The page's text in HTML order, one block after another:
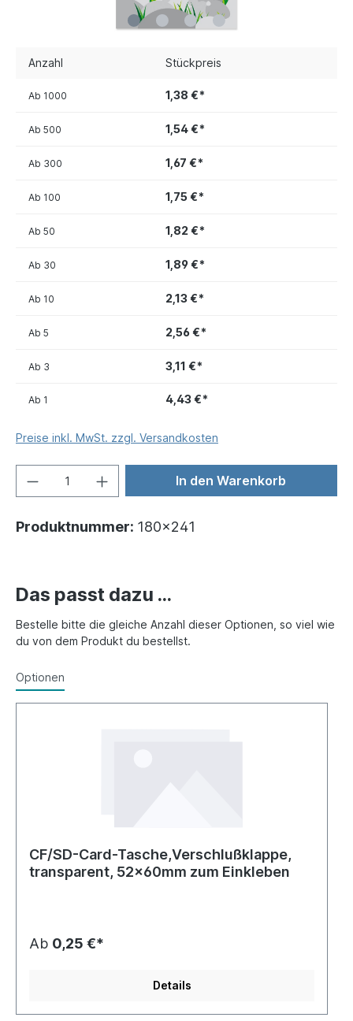
Anzahl Stückpreis
Ab 1 4,43 €*
Ab 3 3,11 €*
Ab 5 2,56 €*
Ab 10 2,13 €*
Ab 30 1,89 €*
Ab 50 1,82 €*
Ab 100 1,75 €*
Ab 300 1,67 €*
Ab 500 1,54 €*
Ab 1000 1,38 €*
Preise inkl. MwSt. zzgl. Versandkosten
In den Warenkorb
Produktnummer: 180x241
Das passt dazu ...
Bestelle bitte die gleiche Anzahl dieser Optionen, so viel wie
du von dem Produkt du bestellst.
Optionen
CF/SD-Card-Tasche,Verschlußklappe,
transparent, 52x60mm zum Einkleben
Ab 0,25 €*
Details